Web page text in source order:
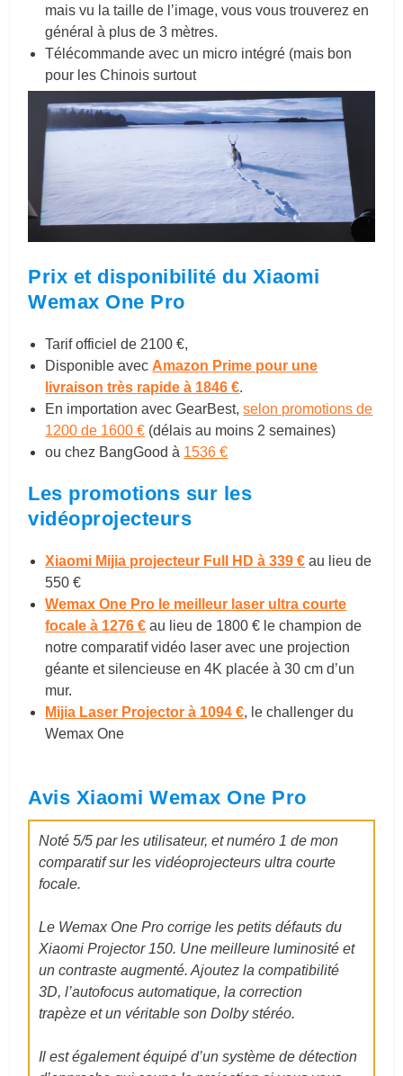
mais vu la taille de l’image, vous vous trouverez en
général à plus de 3 mètres.
Télécommande avec un micro intégré (mais bon
pour les Chinois surtout
Prix et disponibilité du Xiaomi
Wemax One Pro
Tarif officiel de 2100 €,
Disponible avec Amazon Prime pour une
livraison très rapide à 1846 €.
En importation avec GearBest,selon promotions de
1200 de 1600 € (délais au moins 2 semaines)
ou chez BangGood à 1536 €
Les promotions sur les
vidéoprojecteurs
Xiaomi Mijia projecteur Full HD à 339 € au lieu de
550 €
Wemax One Pro le meilleur laser ultra courte
focale à 1276 € au lieu de 1800 € le champion de
notre comparatif vidéo laser avec une projection
géante et silencieuse en 4K placée à 30 cm d’un
mur.
Mijia Laser Projector à 1094 €, le challenger du
Wemax One
Avis Xiaomi Wemax One Pro
Noté 5/5 par les utilisateur, et numéro 1 de mon
comparatif sur les vidéoprojecteurs ultra courte
focale.
Le Wemax One Pro corrige les petits défauts du
Xiaomi Projector 150. Une meilleure luminosité et
un contraste augmenté. Ajoutez la compatibilité
3D, l’autofocus automatique, la correction
trapèze et un véritable son Dolby stéréo.
Il est également équipé d’un système de détection